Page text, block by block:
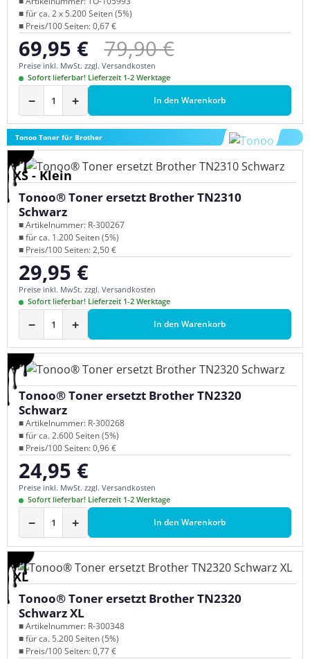
■ für ca. 2 x 5.200 Seiten (5%)
■ Preis/100 Seiten: 0,67 €
Verkaufspreis:
69,95 € Regulärer Preis:
79,90 €
Preise inkl. MwSt. zzgl. Versandkosten
Sofort lieferbar! Lieferzeit 1-2 Werktage
− + In den Warenkorb
Tonoo Toner für Brother
XS - Klein
Tonoo® Toner ersetzt Brother TN2310
Schwarz
■ Artikelnummer: R-300267
■ für ca. 1.200 Seiten (5%)
■ Preis/100 Seiten: 2,50 €
Regulärer Preis:
29,95 €
Preise inkl. MwSt. zzgl. Versandkosten
Sofort lieferbar! Lieferzeit 1-2 Werktage
− + In den Warenkorb
Tonoo® Toner ersetzt Brother TN2320
Schwarz
■ Artikelnummer: R-300268
■ für ca. 2.600 Seiten (5%)
■ Preis/100 Seiten: 0,96 €
Regulärer Preis:
24,95 €
Preise inkl. MwSt. zzgl. Versandkosten
Sofort lieferbar! Lieferzeit 1-2 Werktage
− + In den Warenkorb
XL
Tonoo® Toner ersetzt Brother TN2320
Schwarz XL
■ Artikelnummer: R-300348
■ für ca. 5.200 Seiten (5%)
■ Preis/100 Seiten: 0,77 €